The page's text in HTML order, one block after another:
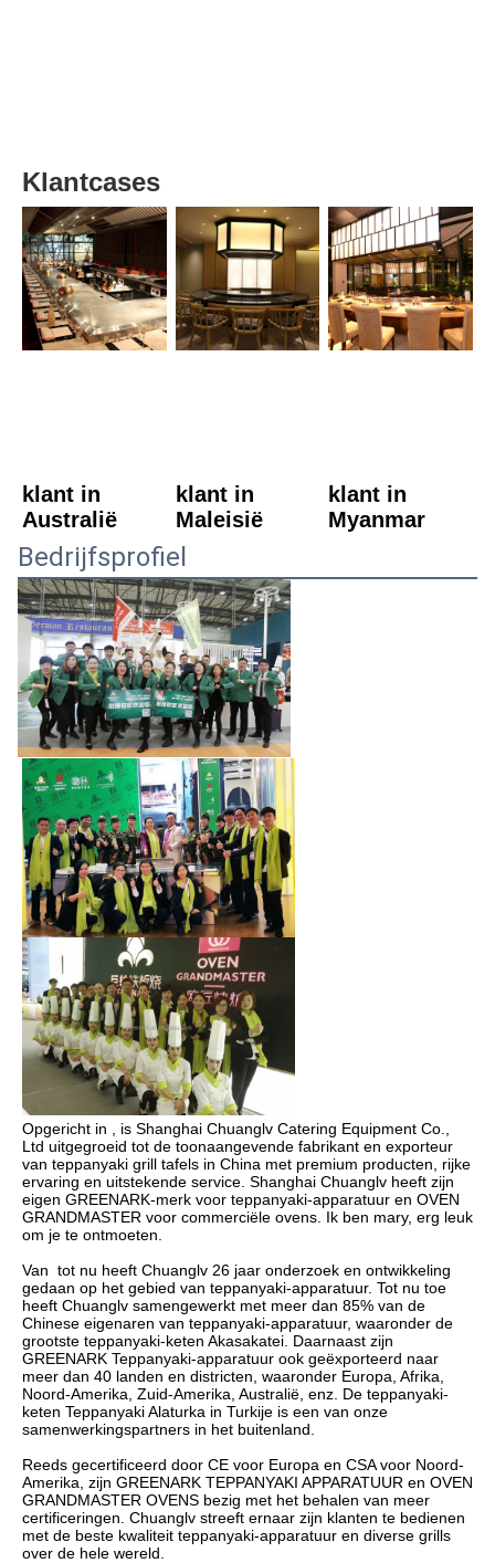
Klantcases
klant in
Australië
klant in
Maleisië
klant in
Myanmar
Bedrijfsprofiel
Opgericht in , is Shanghai Chuanglv Catering Equipment Co.,
Ltd uitgegroeid tot de toonaangevende fabrikant en exporteur
van teppanyaki grill tafels in China met premium producten, rijke
ervaring en uitstekende service. Shanghai Chuanglv heeft zijn
eigen GREENARK-merk voor teppanyaki-apparatuur en OVEN
GRANDMASTER voor commerciële ovens. Ik ben mary, erg leuk
Van  tot nu heeft Chuanglv 26 jaar onderzoek en ontwikkeling
gedaan op het gebied van teppanyaki-apparatuur. Tot nu toe
heeft Chuanglv samengewerkt met meer dan 85% van de
Chinese eigenaren van teppanyaki-apparatuur, waaronder de
grootste teppanyaki-keten Akasakatei. Daarnaast zijn
GREENARK Teppanyaki-apparatuur ook geëxporteerd naar
meer dan 40 landen en districten, waaronder Europa, Afrika,
Noord-Amerika, Zuid-Amerika, Australië, enz. De teppanyaki-
keten Teppanyaki Alaturka in Turkije is een van onze
Reeds gecertificeerd door CE voor Europa en CSA voor Noord-
Amerika, zijn GREENARK TEPPANYAKI APPARATUUR en OVEN
GRANDMASTER OVENS bezig met het behalen van meer
certificeringen. Chuanglv streeft ernaar zijn klanten te bedienen
met de beste kwaliteit teppanyaki-apparatuur en diverse grills
over de hele wereld.